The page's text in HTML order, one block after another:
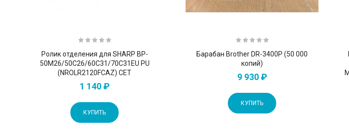
Ролик отделения для SHARP BP-
50M26/50C26/60C31/70C31EU PU
(NROLR2120FCAZ) CET
1 140 ₽
КУПИТЬ
Барабан Brother DR-3400P (50 000
копий)
9 930 ₽
КУПИТЬ